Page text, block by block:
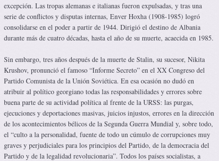
excepción. Las tropas alemanas e italianas fueron expulsadas, y tras una
serie de conflictos y disputas internas, Enver Hoxha (1908-1985) logró
consolidarse en el poder a partir de 1944. Dirigió el destino de Albania
durante más de cuatro décadas, hasta el año de su muerte, acaecida en 1985.
Sin embargo, tres años después de la muerte de Stalin, su sucesor, Nikita
Krushov, pronunció el famoso “Informe Secreto” en el XX Congreso del
Partido Comunista de la Unión Soviética. En esa ocasión no dudó en
atribuir al político georgiano todas las responsabilidades y errores sobre
buena parte de su actividad política al frente de la URSS: las purgas,
ejecuciones y deportaciones masivas, juicios injustos, errores en la dirección
de los acontecimientos bélicos de la Segunda Guerra Mundial y, sobre todo,
el “culto a la personalidad, fuente de todo un cúmulo de corrupciones muy
graves y perjudiciales para los principios del Partido, de la democracia del
Partido y de la legalidad revolucionaria”. Todos los países socialistas, a